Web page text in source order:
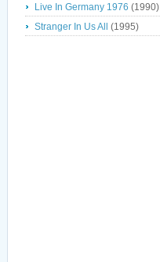
Live In Germany 1976 (1990)
Stranger In Us All (1995)